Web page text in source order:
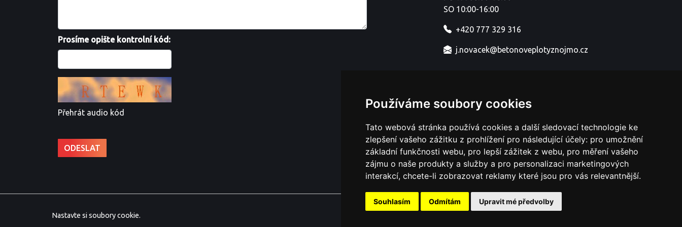
Používáme soubory cookies
Tato webová stránka používá cookies a další sledovací technologie ke
zlepšení vašeho zážitku z prohlížení pro následující účely: pro umožnění
základní funkčnosti webu, pro lepší zážitek z webu, pro měření vašeho
zájmu o naše produkty a služby a pro personalizaci marketingových
interakcí, chcete-li zobrazovat reklamy které jsou pro vás relevantnější.
Souhlasím Odmítám Upravit mé předvolby
Prosíme opište kontrolní kód:
Přehrát audio kód
SO 10:00-16:00
+420 777 329 316
j.novacek@betonoveplotyznojmo.cz
Nastavte si soubory cookie.